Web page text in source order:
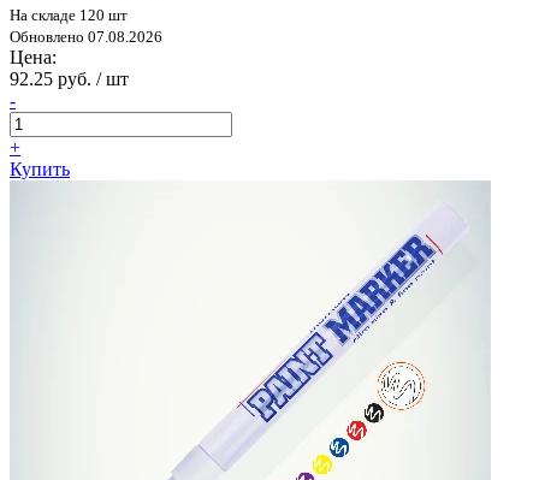
На складе 120 шт
Обновлено 07.08.2026
Цена:
92.25 руб. / шт
-
+
Купить